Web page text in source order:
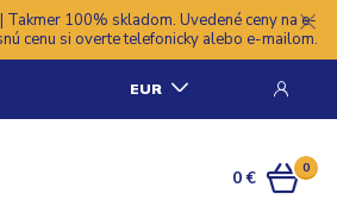
100% skladom. Uvedené ceny na e-
cenu si overte telefonicky alebo e-mailom.
EUR
0
0 €